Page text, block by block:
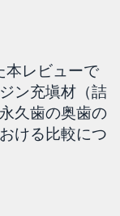
本レビューで
ン充塡材（詰
久歯の奥歯の
ける比較につ